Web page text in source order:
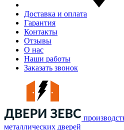
Доставка и оплата
Гарантия
Контакты
Отзывы
О нас
Наши работы
Заказать звонок
металлических дверей